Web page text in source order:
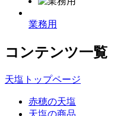
業務用
コンテンツ一覧
天塩トップページ
赤穂の天塩
天塩の商品